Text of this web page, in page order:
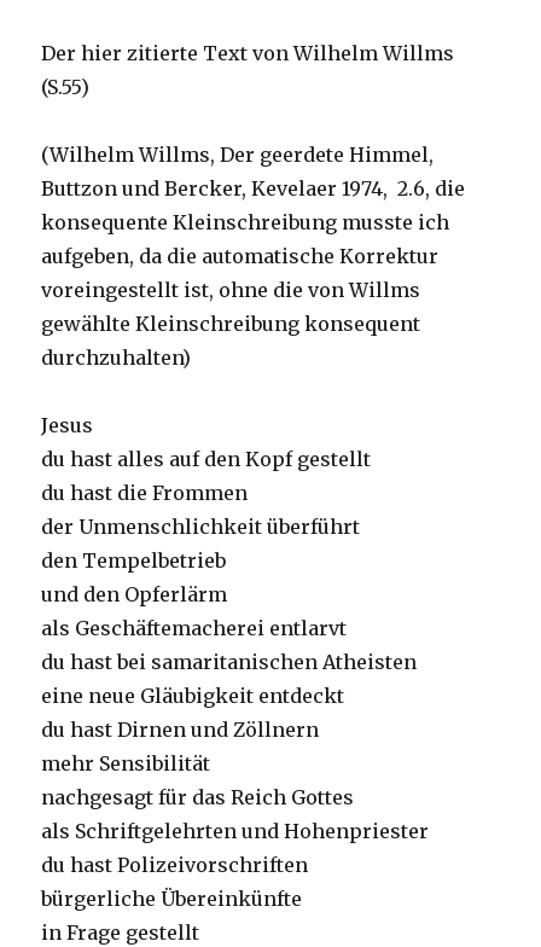
Der hier zitierte Text von Wilhelm Willms
(S.55)
(Wilhelm Willms, Der geerdete Himmel,
Buttzon und Bercker, Kevelaer 1974, 2.6, die
konsequente Kleinschreibung musste ich
aufgeben, da die automatische Korrektur
voreingestellt ist, ohne die von Willms
gewählte Kleinschreibung konsequent
durchzuhalten)
Jesus
du hast alles auf den Kopf gestellt
du hast die Frommen
der Unmenschlichkeit überführt
den Tempelbetrieb
und den Opferlärm
als Geschäftemacherei entlarvt
du hast bei samaritanischen Atheisten
eine neue Gläubigkeit entdeckt
du hast Dirnen und Zöllnern
mehr Sensibilität
nachgesagt für das Reich Gottes
als Schriftgelehrten und Hohenpriester
du hast Polizeivorschriften
bürgerliche Übereinkünfte
in Frage gestellt